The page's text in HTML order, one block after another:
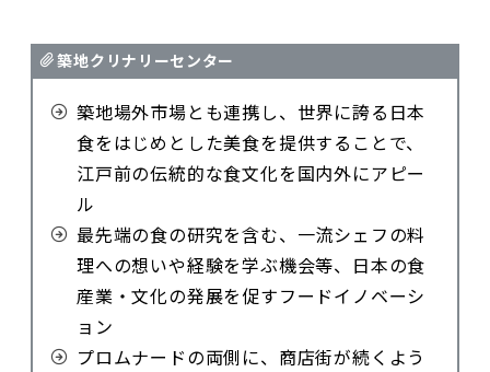
築地クリナリーセンター
築地場外市場とも連携し、世界に誇る日本
食をはじめとした美食を提供することで、
江戸前の伝統的な食文化を国内外にアピー
ル
最先端の食の研究を含む、一流シェフの料
理への想いや経験を学ぶ機会等、日本の食
産業・文化の発展を促すフードイノベーシ
ョン
プロムナードの両側に、商店街が続くよう